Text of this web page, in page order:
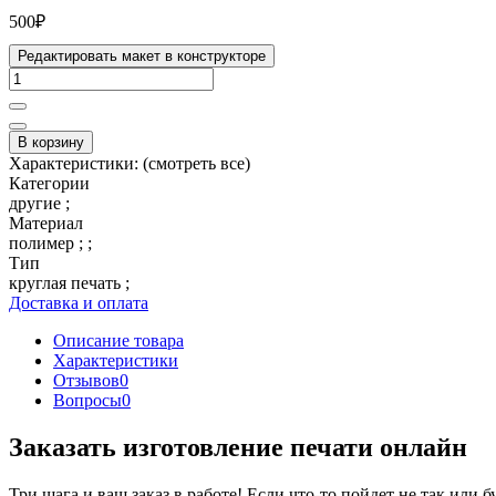
500₽
Редактировать макет в конструкторе
В корзину
Характеристики: (смотреть все)
Категории
другие ;
Материал
полимер ; ;
Тип
круглая печать ;
Доставка и оплата
Описание товара
Характеристики
Отзывов0
Вопросы0
Заказать изготовление печати онлайн